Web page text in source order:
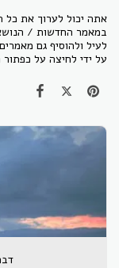
אתה יכול לערוך את כל
במאמר החדשות /
לעיל ולהוסיף גם
על ידי לחיצה על
7